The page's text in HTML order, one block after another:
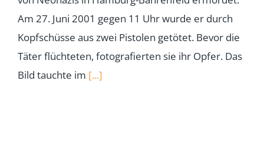
Am 27. Juni 2001 gegen 11 Uhr wurde er durch
Kopfschüsse aus zwei Pistolen getötet. Bevor die
Täter flüchteten, fotografierten sie ihr Opfer. Das
Bild tauchte im [...]